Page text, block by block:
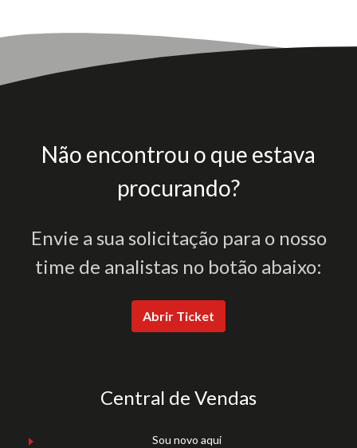
Não encontrou o que estava
procurando?
Envie a sua solicitação para o nosso
time de analistas no botão abaixo:
Abrir Ticket
Central de Vendas
Sou novo aqui